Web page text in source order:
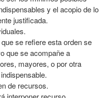
y el acopio de lo
justificada.
se refiere esta orden se
que se acompañe a
mayores, o por otra
de recursos.